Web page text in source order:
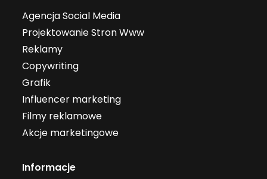
Agencja Social Media
Projektowanie Stron Www
Reklamy
Copywriting
Grafik
Influencer marketing
Filmy reklamowe
Akcje marketingowe
Informacje